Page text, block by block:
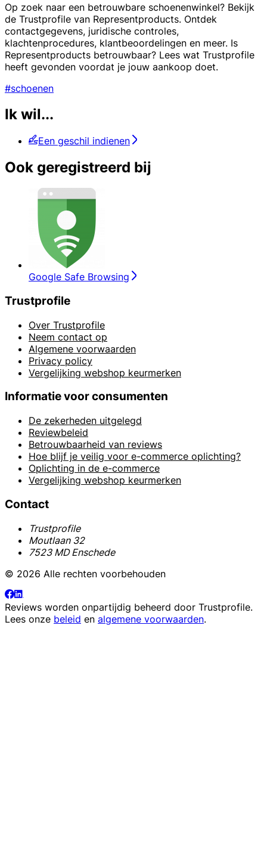
Op zoek naar een betrouwbare schoenenwinkel? Bekijk
de Trustprofile van Representproducts. Ontdek
contactgegevens, juridische controles,
klachtenprocedures, klantbeoordelingen en meer. Is
Representproducts betrouwbaar? Lees wat Trustprofile
heeft gevonden voordat je jouw aankoop doet.
#schoenen
Ik wil...
Een geschil indienen
Ook geregistreerd bij
Google Safe Browsing
Trustprofile
Over Trustprofile
Neem contact op
Algemene voorwaarden
Privacy policy
Vergelijking webshop keurmerken
Informatie voor consumenten
De zekerheden uitgelegd
Reviewbeleid
Betrouwbaarheid van reviews
Hoe blijf je veilig voor e-commerce oplichting?
Oplichting in de e-commerce
Vergelijking webshop keurmerken
Contact
Trustprofile
Moutlaan 32
7523 MD Enschede
© 2026 Alle rechten voorbehouden
Reviews worden onpartijdig beheerd door Trustprofile.
Lees onze beleid en algemene voorwaarden.